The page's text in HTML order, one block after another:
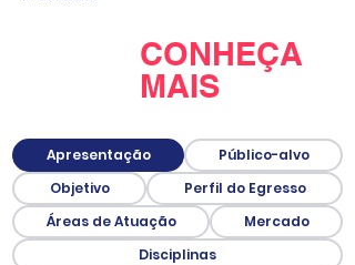
CONHEÇA
MAIS
Apresentação
Público-alvo
Objetivo
Perfil do Egresso
Áreas de Atuação
Mercado
Disciplinas